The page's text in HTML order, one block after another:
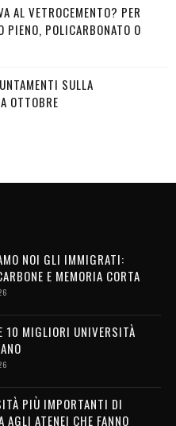
AL VETROCEMENTO? PER
PIENO, POLICARBONATO O
SULLA
OTTOBRE
NOI GLI IMMIGRATI:
E MEMORIA CORTA
10 MIGLIORI UNIVERSITÀ
PIÙ IMPORTANTI DI
AGLI ATENEI CHE FANNO